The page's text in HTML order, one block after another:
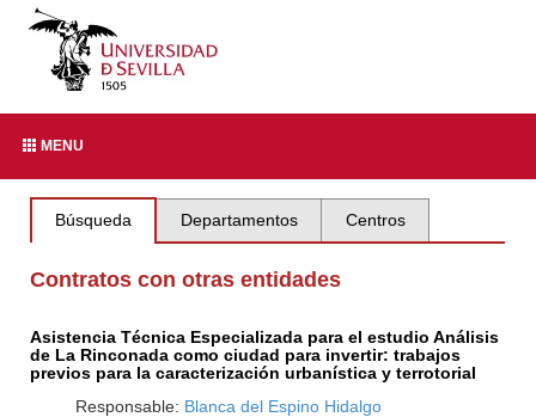
MENU
Búsqueda Departamentos Centros
Contratos con otras entidades
Asistencia Técnica Especializada para el estudio Análisis
de La Rinconada como ciudad para invertir: trabajos
previos para la caracterización urbanística y terrotorial
Responsable: Blanca del Espino Hidalgo